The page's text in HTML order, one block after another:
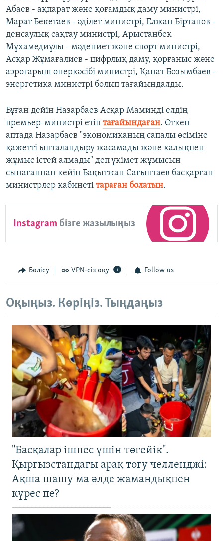
Абаев - ақпарат және қоғамдық даму министрі,
Марат Бекетаев - әділет министрі, Елжан Біртанов -
денсаулық сақтау министрі, Арыстанбек
Мұхамедиұлы - мәдениет және спорт министрі,
Асқар Жұмағалиев - цифрлық даму, қорғаныс және
аэроғарыш өнеркәсібі министрі, Қанат Бозымбаев -
энергетика министрі болып тағайындалды.
Бұған дейін Назарбаев Асқар Маминді елдің
премьер-министрі етіп тағайындаған. Өткен
аптада Назарбаев "экономиканың сапалы өсіміне
қажетті ынталандыру жасамады және халықпен
жұмыс істей алмады" деп үкімет жұмысын
сынағаннан кейін Бақытжан Сағынтаев басқарған
министрлер кабинеті тараған болатын.
Instagram бізге жазылыңыз
Бөлісу VPN-сіз оқу Follow us
Оқыңыз. Көріңіз. Тыңдаңыз
"Басқалар ішпес үшін төгейік".
Қырғызстандағы арақ төгу челленджі:
Ақша шашу ма әлде жамандықпен
күрес пе?